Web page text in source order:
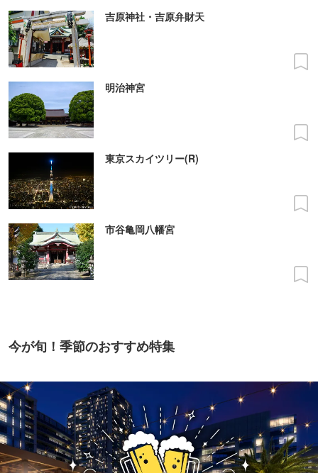
吉原神社・吉原弁財天
明治神宮
東京スカイツリー(R)
市谷亀岡八幡宮
今が旬！季節のおすすめ特集